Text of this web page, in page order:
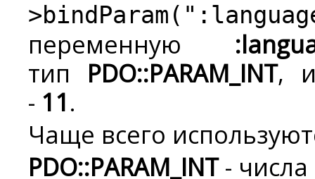
переменную
тип PDO::PARAM_INT,
- 11.
Чаще всего
PDO::PARAM_INT- числа